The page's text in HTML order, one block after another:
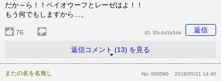
だか～ら！！ベイオウーフとレーゼはよ！！
もう何でもしますから…。
76 返信
ID: 35c4d1b54d
返信コメント (13) を見る
またの名を名無し No: 000590 2018/05/21 14:40